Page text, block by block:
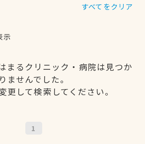
すべてをクリア
示
まるクリニック・病院は見つか
りませんでした。
更して検索してください。
1